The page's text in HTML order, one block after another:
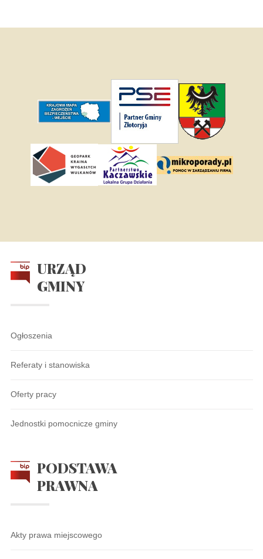
URZĄD
GMINY
Ogłoszenia
Referaty i stanowiska
Oferty pracy
Jednostki pomocnicze gminy
PODSTAWA
PRAWNA
Akty prawa miejscowego